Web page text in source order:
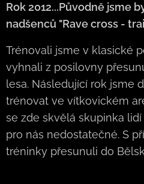
Rok 2012...Původně jsme
nadšenců "Rave cross -
Trénovali jsme v klasické
vyhnali z posilovny
lesa. Následující rok jsme
trénovat ve vítkovickém
se zde skvělá skupinka
pro nás nedostatečné. S
tréninky přesunuli do